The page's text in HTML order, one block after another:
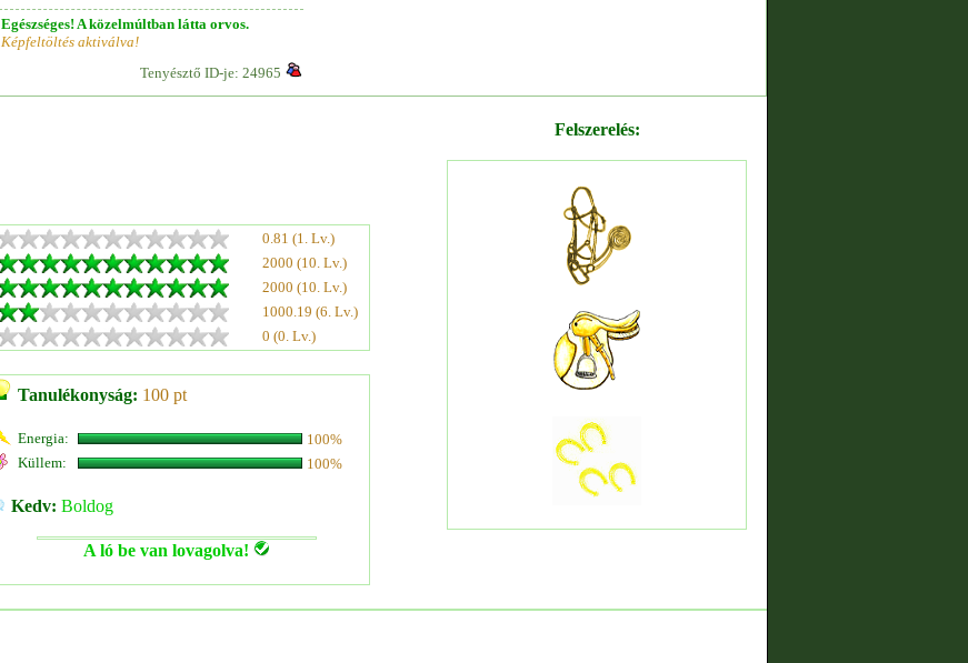
Egészséges! A közelmúltban látta orvos.
Képfeltöltés aktiválva!
Tenyésztő ID-je: 24965
0.81 (1. Lv.)
2000 (10. Lv.)
2000 (10. Lv.)
1000.19 (6. Lv.)
0 (0. Lv.)
Tanulékonyság: 100 pt
Energia:
100%
Küllem:
100%
Kedv: Boldog
A ló be van lovagolva!
Felszerelés: